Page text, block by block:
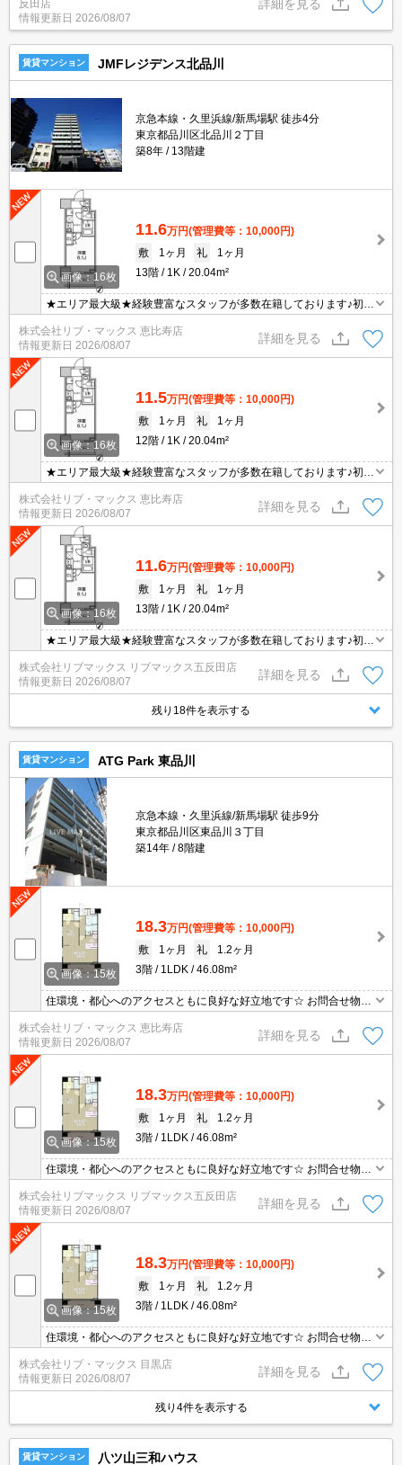
反田店
情報更新日 2026/08/07
詳細を見る
賃貸マンション JMFレジデンス北品川
京急本線・久里浜線/新馬場駅 徒歩4分
東京都品川区北品川２丁目
築8年
13階建
画像：16枚
11.6万円(管理費等：10,000円)
敷
1ヶ月 礼
1ヶ月
13階
1K 20.04m²
★エリア最大級★経験豊富なスタッフが多数在籍しております♪初期
費用クレジット支払可能！オンライン内覧・オンライン契約等弊社
に一度も来店せずとも問題ありません♪弊社ではネットに掲載されて
いる物件は全てご紹介可能になりますので気になる物件は全て申し
付けください★
株式会社リブ・マックス 恵比寿店
情報更新日 2026/08/07
詳細を見る
画像：16枚
11.5万円(管理費等：10,000円)
敷
1ヶ月 礼
1ヶ月
12階
1K 20.04m²
★エリア最大級★経験豊富なスタッフが多数在籍しております♪初期
費用クレジット支払可能！オンライン内覧・オンライン契約等弊社
に一度も来店せずとも問題ありません♪弊社ではネットに掲載されて
いる物件は全てご紹介可能になりますので気になる物件は全て申し
付けください★
株式会社リブ・マックス 恵比寿店
情報更新日 2026/08/07
詳細を見る
画像：16枚
11.6万円(管理費等：10,000円)
敷
1ヶ月 礼
1ヶ月
13階
1K 20.04m²
★エリア最大級★経験豊富なスタッフが多数在籍しております♪初期
費用クレジット支払可能！オンライン内覧・オンライン契約等弊社
に一度も来店せずとも問題ありません♪弊社ではネットに掲載されて
いる物件は全てご紹介可能になりますので気になる物件は全て申し
付けください★
株式会社リブマックス リブマックス五反田店
情報更新日 2026/08/07
詳細を見る
残り18件を表示する
賃貸マンション ATG Park 東品川
京急本線・久里浜線/新馬場駅 徒歩9分
東京都品川区東品川３丁目
築14年
8階建
画像：15枚
18.3万円(管理費等：10,000円)
敷
1ヶ月 礼
1.2ヶ月
3階
1LDK 46.08m²
住環境・都心へのアクセスともに良好な好立地です☆ お問合せ物件
のほかにもネット非掲載や空き予定など豊富な物件からご紹介いた
します。お気軽にお問い合わせください☆
株式会社リブ・マックス 恵比寿店
情報更新日 2026/08/07
詳細を見る
画像：15枚
18.3万円(管理費等：10,000円)
敷
1ヶ月 礼
1.2ヶ月
3階
1LDK 46.08m²
住環境・都心へのアクセスともに良好な好立地です☆ お問合せ物件
のほかにもネット非掲載や空き予定など豊富な物件からご紹介いた
します。お気軽にお問い合わせください☆
株式会社リブマックス リブマックス五反田店
情報更新日 2026/08/07
詳細を見る
画像：15枚
18.3万円(管理費等：10,000円)
敷
1ヶ月 礼
1.2ヶ月
3階
1LDK 46.08m²
住環境・都心へのアクセスともに良好な好立地です☆ お問合せ物件
のほかにもネット非掲載や空き予定など豊富な物件からご紹介いた
します。お気軽にお問い合わせください☆
株式会社リブ・マックス 目黒店
情報更新日 2026/08/07
詳細を見る
残り4件を表示する
賃貸マンション 八ツ山三和ハウス